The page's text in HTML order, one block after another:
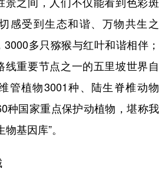
感受到生态和谐、万物共生之
多只猕猴与红叶和谐相伴；
重要节点之一的五里坡世界自
管植物3001种、陆生脊椎动物
种国家重点保护动植物，堪称我
基因库”。